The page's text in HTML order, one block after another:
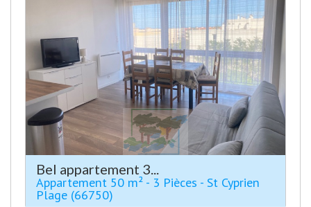
Bel appartement 3...
Appartement 50 m² - 3 Pièces - St Cyprien
Plage (66750)